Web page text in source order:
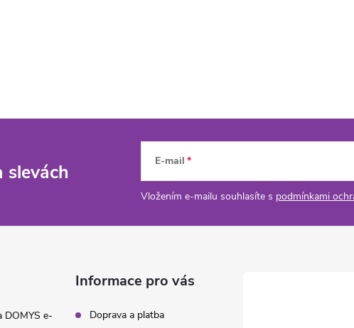
slevách E-mail
Vložením e-mailu souhlasíte s podmínkami
DOMYS e-
Informace pro vás
Doprava a platba